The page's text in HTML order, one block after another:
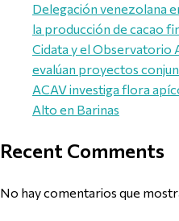
Delegación venezolana
la producción de cacao
Cidata y el Observatorio
evalúan proyectos
ACAV investiga flora
Alto en Barinas
Recent Comments
No hay comentarios que